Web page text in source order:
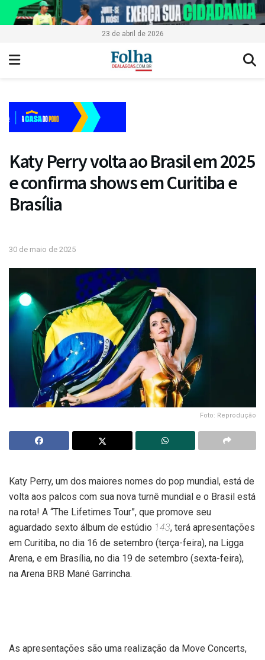
23 de abril de 2026
Katy Perry volta ao Brasil em 2025
e confirma shows em Curitiba e
Brasília
30 de maio de 2025
Foto: Reprodução
Katy Perry, um dos maiores nomes do pop mundial, está de
volta aos palcos com sua nova turnê mundial e o Brasil está
na rota! A “The Lifetimes Tour”, que promove seu
aguardado sexto álbum de estúdio 143, terá apresentações
em Curitiba, no dia 16 de setembro (terça-feira), na Ligga
Arena, e em Brasília, no dia 19 de setembro (sexta-feira),
na Arena BRB Mané Garrincha.
As apresentações são uma realização da Move Concerts,